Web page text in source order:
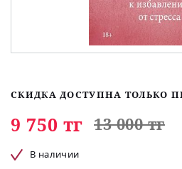
СКИДКА ДОСТУПНА ТОЛЬКО
9 750 тг 13 000 тг
В наличии